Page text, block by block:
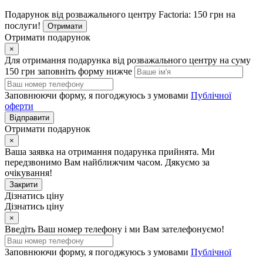
Подарунок від розважального центру Factoria: 150 грн на
послуги!
Отримати
Отримати подарунок
×
Для отримання подарунка від розважального центру на суму
150 грн заповніть форму нижче
Заповнюючи форму, я погоджуюсь з умовами Публічної
оферти
Відправити
Отримати подарунок
×
Ваша заявка на отримання подарунка прийнята. Ми
передзвонимо Вам найближчим часом. Дякуємо за
очікування!
Закрити
Дізнатись ціну
Дізнатись ціну
×
Введіть Ваш номер телефону і ми Вам зателефонуємо!
Заповнюючи форму, я погоджуюсь з умовами Публічної